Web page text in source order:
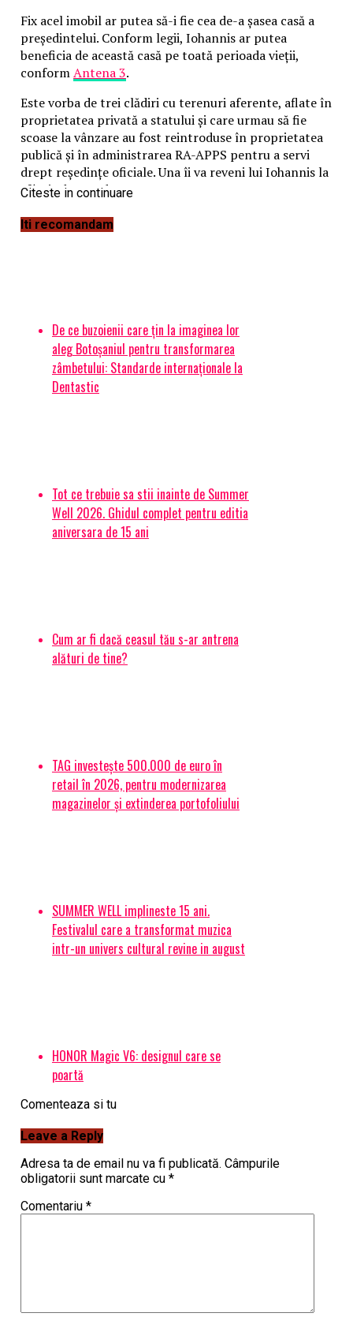
Fix acel imobil ar putea să-i fie cea de-a şasea casă a
preşedintelui. Conform legii, Iohannis ar putea
beneficia de această casă pe toată perioada vieţii,
conformAntena 3.
Este vorba de trei clădiri cu terenuri aferente, aflate în
proprietatea privată a statului şi care urmau să fie
scoase la vânzare au fost reintroduse în proprietatea
publică şi în administrarea RA-APPS pentru a servi
drept reşedinţe oficiale. Una îi va reveni lui Iohannis la
sfârşit de mandat.
Articole pe aceiasi tema:
Nu ratati
CUTREMUR. Celebră judecatoare anchetată. Dragnea
implicat | BuzauAZI
Citeste in continuare
Iti recomandam
De ce buzoienii care țin la imaginea lor
aleg Botoșaniul pentru transformarea
zâmbetului: Standarde internaționale la
Dentastic
Tot ce trebuie sa stii inainte de Summer
Well 2026. Ghidul complet pentru editia
aniversara de 15 ani
Cum ar fi dacă ceasul tău s-ar antrena
alături de tine?
TAG investește 500.000 de euro în
retail în 2026, pentru modernizarea
magazinelor și extinderea portofoliului
SUMMER WELL implineste 15 ani.
Festivalul care a transformat muzica
intr-un univers cultural revine in august
HONOR Magic V6: designul care se
poartă
Comenteaza si tu
Leave a Reply
Adresa ta de email nu va fi publicată. Câmpurile
obligatorii sunt marcate cu *
Comentariu *